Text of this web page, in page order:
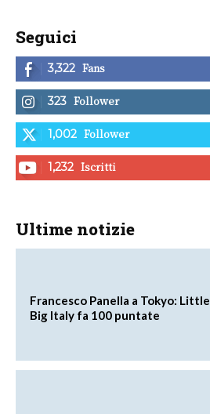
Seguici
3,322 Fans
323 Follower
1,002 Follower
1,232 Iscritti
Ultime notizie
Francesco Panella a Tokyo: Little
Big Italy fa 100 puntate